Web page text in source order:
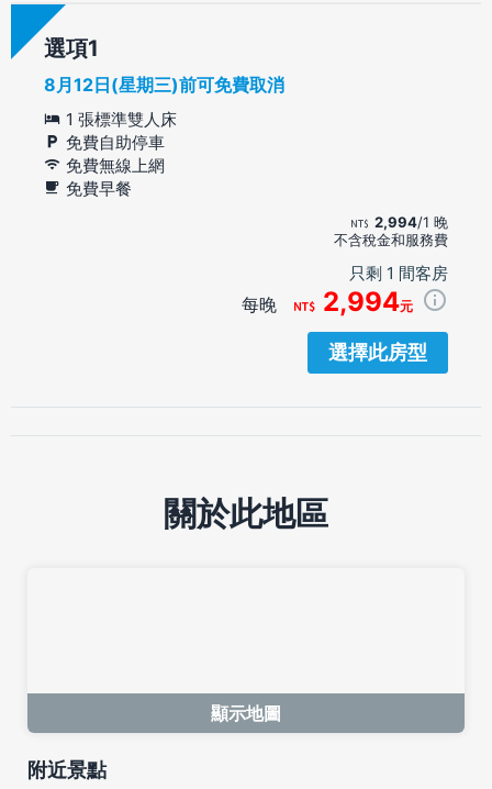
選項
8月12日(星期三)前可免費取消
1 張標準雙人床
免費自助停車
免費無線上網
免費早餐
2,994/1 晚
不含稅金和服務費
只剩 1 間客房
每晚 2,994元
選擇此房型
關於此地區
顯示地圖
附近景點